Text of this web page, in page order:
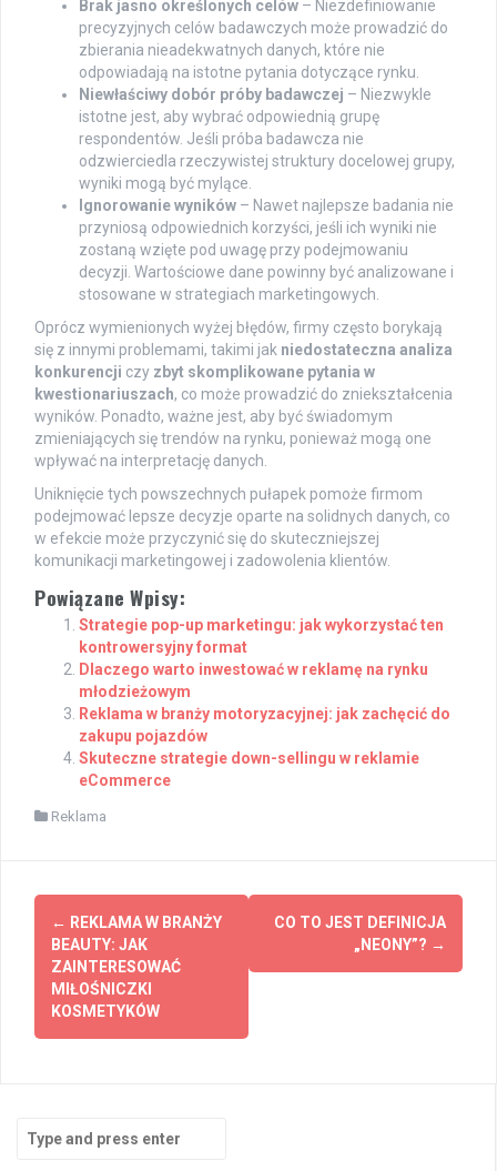
Brak jasno określonych celów – Niezdefiniowanie
precyzyjnych celów badawczych może prowadzić do
zbierania nieadekwatnych danych, które nie
odpowiadają na istotne pytania dotyczące rynku.
Niewłaściwy dobór próby badawczej – Niezwykle
istotne jest, aby wybrać odpowiednią grupę
respondentów. Jeśli próba badawcza nie
odzwierciedla rzeczywistej struktury docelowej grupy,
wyniki mogą być mylące.
Ignorowanie wyników – Nawet najlepsze badania nie
przyniosą odpowiednich korzyści, jeśli ich wyniki nie
zostaną wzięte pod uwagę przy podejmowaniu
decyzji. Wartościowe dane powinny być analizowane i
stosowane w strategiach marketingowych.
Oprócz wymienionych wyżej błędów, firmy często borykają
się z innymi problemami, takimi jak niedostateczna analiza
konkurencji czy zbyt skomplikowane pytania w
kwestionariuszach, co może prowadzić do zniekształcenia
wyników. Ponadto, ważne jest, aby być świadomym
zmieniających się trendów na rynku, ponieważ mogą one
wpływać na interpretację danych.
Uniknięcie tych powszechnych pułapek pomoże firmom
podejmować lepsze decyzje oparte na solidnych danych, co
w efekcie może przyczynić się do skuteczniejszej
komunikacji marketingowej i zadowolenia klientów.
Powiązane Wpisy:
Strategie pop-up marketingu: jak wykorzystać ten
kontrowersyjny format
Dlaczego warto inwestować w reklamę na rynku
młodzieżowym
Reklama w branży motoryzacyjnej: jak zachęcić do
zakupu pojazdów
Skuteczne strategie down-sellingu w reklamie
eCommerce
Reklama
Post
navigation
← REKLAMA W BRANŻY
BEAUTY: JAK
ZAINTERESOWAĆ
MIŁOŚNICZKI
KOSMETYKÓW
CO TO JEST DEFINICJA
„NEONY”? →
for: